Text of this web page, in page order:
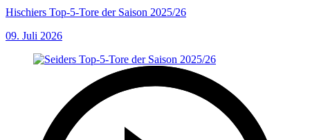
Hischiers Top-5-Tore der Saison 2025/26
09. Juli 2026